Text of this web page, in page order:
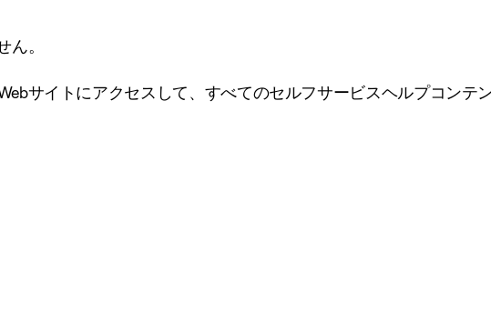
。
サイトにアクセスして、すべてのセルフサービスヘルプコンテ